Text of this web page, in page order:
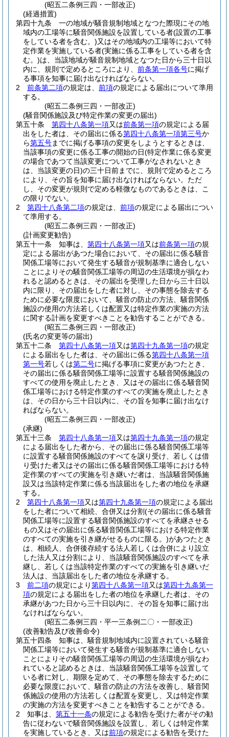
(昭五二条例三四・一部改正)
(経過措置)
第四十九条
一の地域が騒音規制地域となつた際現にその地
域内の工場等に騒音関係施設を設置している者(設置の工事
をしている者を含む。)又はその地域内の工場等において特
定作業を実施している者(実施に係る工事をしている者を含
む。)は、当該地域が騒音規制地域となつた日から三十日以
内に、規則で定めるところにより、 前条第一項各号に掲げ
る事項を知事に届け出なければならない。
2
前条第二項の規定は、 前項の規定による届出について準用
する。
(昭五二条例三四・一部改正)
(騒音関係施設及び特定作業の変更の届出)
第五十条
第四十八条第一項又は前条第一項の規定による届
出をした者は、その届出に係る第四十八条第一項第三号か
ら第五号までに掲げる事項の変更をしようとするときは、
当該事項の変更に係る工事の開始の日(特定作業に係る変更
の場合であつて当該変更について工事がなされないとき
は、当該変更の日)の三十日前までに、規則で定めるところ
により、その旨を知事に届け出なければならない。 ただ
し、その変更が規則で定める軽微なものであるときは、こ
の限りでない。
2
第四十八条第二項の規定は、 前項の規定による届出につい
て準用する。
(昭五二条例三四・一部改正)
(計画変更勧告)
第五十一条
知事は、 第四十八条第一項又は前条第一項の規
定による届出があつた場合において、その届出に係る騒音
関係工場等において発生する騒音が規制基準に適合しない
ことによりその騒音関係工場等の周辺の生活環境が損なわ
れると認めるときは、その届出を受理した日から三十日以
内に限り、その届出をした者に対し、その事態を除去する
ために必要な限度において、騒音の防止の方法、騒音関係
施設の使用の方法若しくは配置又は特定作業の実施の方法
に関する計画を変更すべきことを勧告することができる。
(昭五二条例三四・一部改正)
(氏名の変更等の届出)
第五十二条
第四十八条第一項又は第四十九条第一項の規定
による届出をした者は、その届出に係る第四十八条第一項
第一号若しくは第二号に掲げる事項に変更があつたとき、
その届出に係る騒音関係工場等に設置する騒音関係施設の
すべての使用を廃止したとき、又はその届出に係る騒音関
係工場等における特定作業のすべての実施を廃止したとき
は、その日から三十日以内に、その旨を知事に届け出なけ
ればならない。
(昭五二条例三四・一部改正)
(承継)
第五十三条
第四十八条第一項又は第四十九条第一項の規定
による届出をした者から、その届出に係る騒音関係工場等
に設置する騒音関係施設のすべてを譲り受け、若しくは借
り受けた者又はその届出に係る騒音関係工場等における特
定作業のすべての実施を引き継いだ者は、当該騒音関係施
設又は当該特定作業に係る当該届出をした者の地位を承継
する。
2
第四十八条第一項又は第四十九条第一項の規定による届出
をした者について相続、合併又は分割(その届出に係る騒音
関係工場等に設置する騒音関係施設のすべてを承継させる
もの又はその届出に係る騒音関係工場等における特定作業
のすべての実施を引き継がせるものに限る。)があつたとき
は、相続人、合併後存続する法人若しくは合併により設立
した法人又は分割により、当該騒音関係施設のすべてを承
継し、若しくは当該特定作業のすべての実施を引き継いだ
法人は、当該届出をした者の地位を承継する。
3
前二項の規定により第四十八条第一項又は第四十九条第一
項の規定による届出をした者の地位を承継した者は、その
承継があつた日から三十日以内に、その旨を知事に届け出
なければならない。
(昭五二条例三四・平一三条例二〇・一部改正)
(改善勧告及び改善命令)
第五十四条
知事は、騒音規制地域内に設置されている騒音
関係工場等において発生する騒音が規制基準に適合しない
ことによりその騒音関係工場等の周辺の生活環境が損なわ
れていると認めるときは、当該騒音関係工場等を設置して
いる者に対し、期限を定めて、その事態を除去するために
必要な限度において、騒音の防止の方法を改善し、騒音関
係施設の使用の方法若しくは配置を変更し、又は特定作業
の実施の方法を変更すべきことを勧告することができる。
2
知事は、 第五十一条の規定による勧告を受けた者がその勧
告に従わないで騒音関係施設を設置し、若しくは特定作業
を実施しているとき、又は前項の規定による勧告を受けた